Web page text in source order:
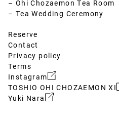
– Ohi Chozaemon Tea Room
– Tea Wedding Ceremony
Reserve
Contact
Privacy policy
Terms
Instagram
TOSHIO OHI CHOZAEMON XI
Yuki Nara